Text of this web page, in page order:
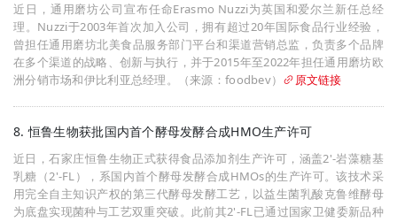
近日，通用磨坊公司宣布任命Erasmo Nuzzi为英国和爱尔兰新任总经
理。Nuzzi于2003年首次加入公司，拥有超过20年国际食品行业经验，
曾担任通用磨坊北美食品服务部门平台和渠道营销总监，负责多个品牌
在多个渠道的战略、创新与执行，并于2015年至2022年担任通用磨坊欧
洲分销市场和伊比利亚总经理。（来源：foodbev）
原文链接
8. 恒鲁生物获批国内首个酵母发酵合成HMO生产许可
近日，石家庄恒鲁生物正式获得食品添加剂生产许可，涵盖2'-岩藻糖基
乳糖（2'-FL），系国内首个酵母发酵合成HMOs的生产许可。该技术采
用完全自主知识产权的第三代酵母发酵工艺，以益生菌乳酸克鲁维酵母
为底盘实现菌种与工艺双重突破。此前其2'-FL已通过国家卫健委新品种